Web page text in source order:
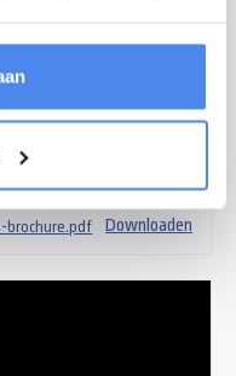
De
een neuswiel, bindpunten
zijn steunpoten, bindrails,
brochure.pdf Downloaden